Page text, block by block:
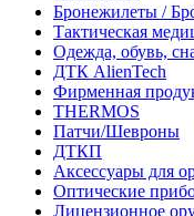
Бронежилеты /
Тактическая
Одежда, обувь,
ДТК AlienTech
Фирменная
THERMOS
Патчи/Шевроны
ДТКП
Аксессуары для
Оптические
Лицензионное